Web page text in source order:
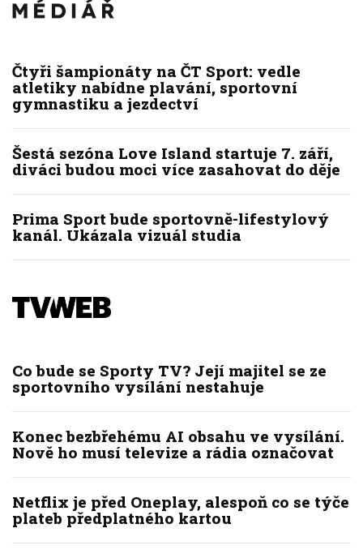
Čtyři šampionáty na ČT Sport: vedle
atletiky nabídne plavání, sportovní
gymnastiku a jezdectví
Šestá sezóna Love Island startuje 7. září,
diváci budou moci více zasahovat do děje
Prima Sport bude sportovně-lifestylový
kanál. Ukázala vizuál studia
Co bude se Sporty TV? Její majitel se ze
sportovního vysílání nestahuje
Konec bezbřehému AI obsahu ve vysílání.
Nově ho musí televize a rádia označovat
Netflix je před Oneplay, alespoň co se týče
plateb předplatného kartou